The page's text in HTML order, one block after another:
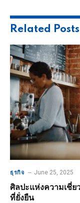
Related Posts
ธุรกิจ June 25, 2025
ศิลปะแห่งความเชี่
ที่ยั่งยืน